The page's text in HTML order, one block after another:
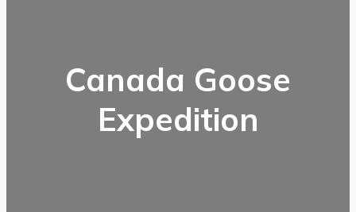
Canada Goose
Expedition